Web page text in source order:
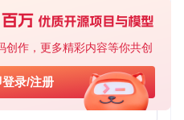
创作，更多精彩内容等你共创
录/注册
才能生效
身份运行，关闭实时防护软件
"Backup"文件夹中的备份恢复
基于Python的Xiaozhi AI，适用于想要完整Xiaozhi体验而无需拥有专用硬件的用户。